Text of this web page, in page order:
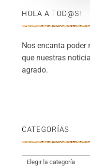
HOLA A TOD@S!
Nos encanta poder
que nuestras
agrado.
CATEGORÍAS
Categorías